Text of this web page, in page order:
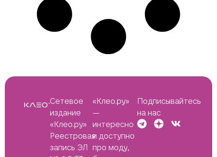
Сетевое
издание
«Клео.ру»
Реестровая
запись ЭЛ
«Клео.ру»
—
интересно
и доступно
про моду,
Подписывайтесь
на нас